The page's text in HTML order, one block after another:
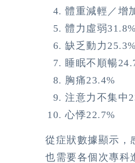
體重減輕／增
體力虛弱31.8%
缺乏動力25.3%
睡眠不順暢
胸痛23.4%
注意力不集中
心悸22.7%
從症狀數據顯示，
也需要各個次專科